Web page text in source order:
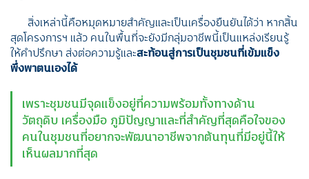
สิ่งเหล่านี้คือหมุดหมายสำคัญและเป็นเครื่องยืนยันได้ว่า หากสิ้น
สุดโครงการฯ แล้ว คนในพื้นที่จะยังมีกลุ่มอาชีพนี้เป็นแหล่งเรียนรู้
ให้คำปรึกษา ส่งต่อความรู้และสะท้อนสู่การเป็นชุมชนที่เข้มแข็ง
พึ่งพาตนเองได้
เพราะชุมชนมีจุดแข็งอยู่ที่ความพร้อมทั้งทางด้าน
วัตถุดิบ เครื่องมือ ภูมิปัญญาและที่สำคัญที่สุดคือใจของ
คนในชุมชนที่อยากจะพัฒนาอาชีพจากต้นทุนที่มีอยู่นี้ให้
เห็นผลมากที่สุด